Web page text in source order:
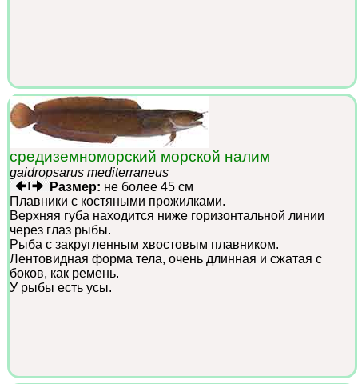
средиземноморский морской налим
gaidropsarus mediterraneus
Размер: не более 45 см
Плавники с костяными прожилками.
Верхняя губа находится ниже горизонтальной линии
через глаз рыбы.
Рыба с закругленным хвостовым плавником.
Лентовидная форма тела, очень длинная и сжатая с
боков, как ремень.
У рыбы есть усы.